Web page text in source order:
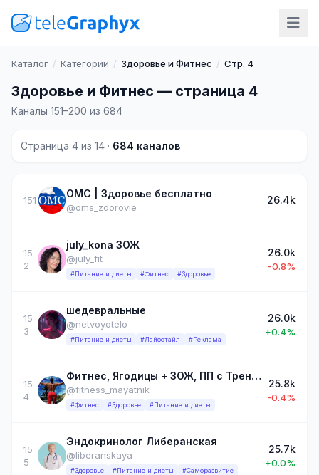
Каталог / Категории / Здоровье и Фитнес / Стр. 4
Здоровье и Фитнес — страница 4
Каналы 151–200 из 684
Страница 4 из 14 · 684 каналов
151
ОМС | Здоровье бесплатно
@oms_zdorovie
26.4k
15
2
july_kona ЗОЖ
@july_fit
#Питание и диеты #Фитнес #Здоровье
26.0k
-0.8%
15
3
шедевральные
@netvoyotelo
#Питание и диеты #Лайфстайл #Реклама
26.0k
+0.4%
15
4
Фитнес, Ягодицы + ЗОЖ, ПП с Тренером по науке (Кабуров Даниил)
@fitness_mayatnik
#Фитнес #Здоровье #Питание и диеты
25.8k
-0.4%
15
5
Эндокринолог Либеранская
@liberanskaya
#Здоровье #Питание и диеты #Саморазвитие
25.7k
+0.0%